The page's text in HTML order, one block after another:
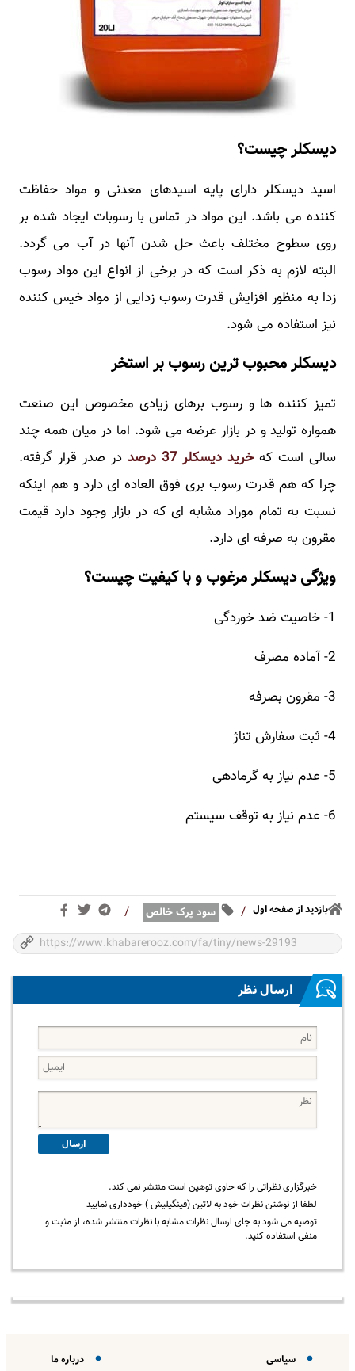
دیسکلر چیست؟
اسید دیسکلر دارای پایه اسیدهای معدنی و مواد حفاظت
کننده می باشد. این مواد در تماس با رسوبات ایجاد شده بر
روی سطوح مختلف باعث حل شدن آنها در آب می گردد.
البته لازم به ذکر است که در برخی از انواع این مواد رسوب
زدا به منظور افزایش قدرت رسوب زدایی از مواد خیس کننده
نیز استفاده می شود.
دیسکلر محبوب ترین رسوب بر استخر
تمیز کننده ها و رسوب برهای زیادی مخصوص این صنعت
همواره تولید و در بازار عرضه می شود. اما در میان همه چند
سالی است که خرید دیسکلر 37 درصد
در صدر قرار گرفته.
چرا که هم قدرت رسوب بری فوق العاده ای دارد و هم اینکه
نسبت به تمام موراد مشابه ای که در بازار وجود دارد قیمت
مقرون به صرفه ای دارد.
ویژگی دیسکلر مرغوب و با کیفیت چیست؟
1- خاصیت ضد خوردگی
2- آماده مصرف
3- مقرون بصرفه
4- ثبت سفارش تناژ
5- عدم نیاز به گرمادهی
6- عدم نیاز به توقف سیستم
بازدید از صفحه اول / سود پرک خالص /
ارسال نظر
ارسال
خبرگزاری نظراتی را که حاوی توهین است منتشر نمی کند.
لطفا از نوشتن نظرات خود به لاتین (فینگیلیش ) خودداری نمایید
توصیه می شود به جای ارسال نظرات مشابه با نظرات منتشر شده، از مثبت و
منفی استفاده کنید.
سیاسی درباره ما